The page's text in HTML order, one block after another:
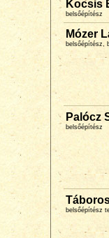
Kocsis
belsőépítész
Mózer
belsőépítész,
Palócz
belsőépítész
belsőépítész